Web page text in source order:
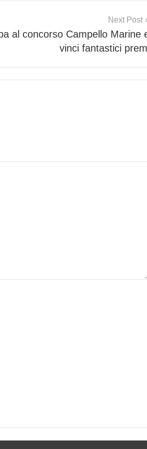
Next Post
al concorso Campello Marine
vinci fantastici